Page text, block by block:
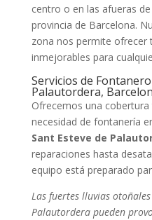
centro o en las afueras
provincia de Barcelona.
zona nos permite ofrecer
inmejorables para
Servicios de
Palautordera,
Ofrecemos una
necesidad de fontanería
Sant Esteve de
reparaciones hasta
equipo está preparado
Las fuertes lluvias otoñales
Palautordera pueden